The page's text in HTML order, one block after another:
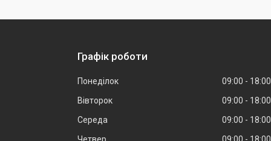
Графік роботи
Понеділок 09:00
18:00
Вівторок
09:00
18:00
Середа
09:00
18:00